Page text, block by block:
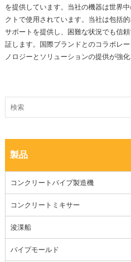
を提供しています。当社の機器は世界
クトで使用されています。当社は包括
サポートを提供し、困難な状況でも信
証します。国際ブランドとのコラボレ
ノロジーとソリューションの提供が強化
製品
コンクリートパイプ製造機
コンクリートミキサー
浚渫船
パイプモールド